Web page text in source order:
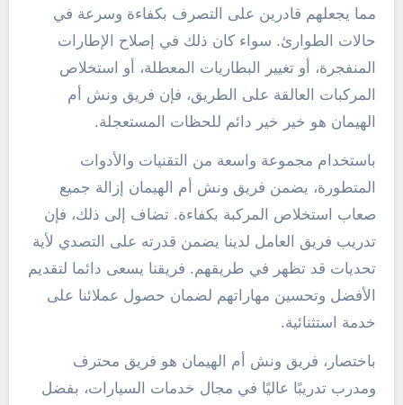
مما يجعلهم قادرين على التصرف بكفاءة وسرعة في
حالات الطوارئ. سواء كان ذلك في إصلاح الإطارات
المنفجرة، أو تغيير البطاريات المعطلة، أو استخلاص
المركبات العالقة على الطريق، فإن فريق ونش أم
الهيمان هو خير خير دائم للحظات المستعجلة.
باستخدام مجموعة واسعة من التقنيات والأدوات
المتطورة، يضمن فريق ونش أم الهيمان إزالة جميع
صعاب استخلاص المركبة بكفاءة. تضاف إلى ذلك، فإن
تدريب فريق العامل لدينا يضمن قدرته على التصدي لأية
تحديات قد تظهر في طريقهم. فريقنا يسعى دائما لتقديم
الأفضل وتحسين مهاراتهم لضمان حصول عملائنا على
خدمة استثنائية.
باختصار، فريق ونش أم الهيمان هو فريق محترف
ومدرب تدريبًا عاليًا في مجال خدمات السيارات، بفضل